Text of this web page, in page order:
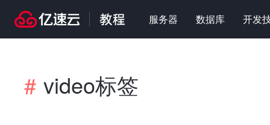
服务器 数据库 开发
# video标签